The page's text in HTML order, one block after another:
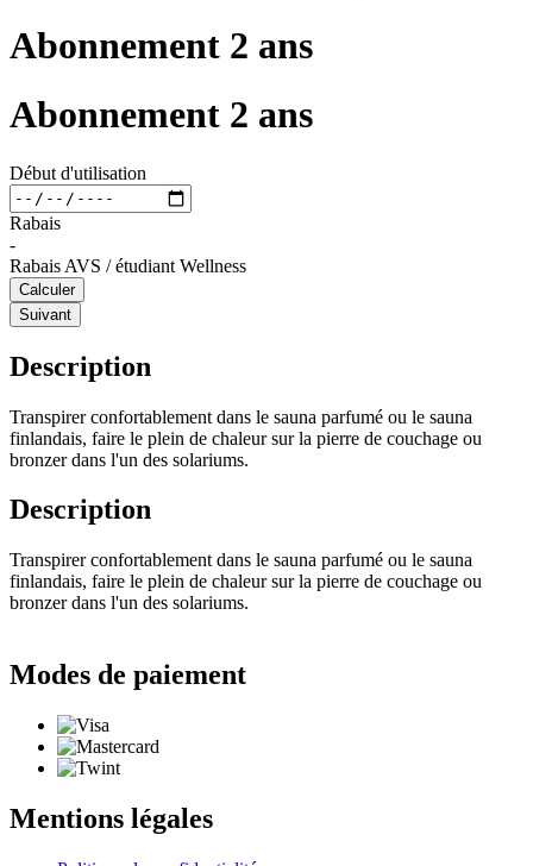
Abonnement 2 ans
Abonnement 2 ans
Début d'utilisation
Rabais
-
Rabais AVS / étudiant Wellness
Calculer
Suivant
Description
Transpirer confortablement dans le sauna parfumé ou le sauna
finlandais, faire le plein de chaleur sur la pierre de couchage ou
bronzer dans l'un des solariums.
Description
Transpirer confortablement dans le sauna parfumé ou le sauna
finlandais, faire le plein de chaleur sur la pierre de couchage ou
bronzer dans l'un des solariums.
Modes de paiement
Mentions légales